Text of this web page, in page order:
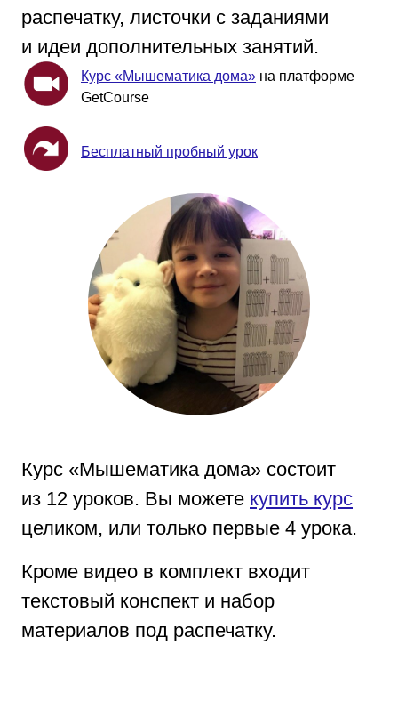
распечатку, листочки с заданиями
и идеи дополнительных занятий.
Курс «Мышематика дома» на платформе
GetCourse
Бесплатный пробный урок
Курс «Мышематика дома» состоит
из 12 уроков. Вы можете купить курс
целиком, или только первые 4 урока.
Кроме видео в комплект входит
текстовый конспект и набор
материалов под распечатку.